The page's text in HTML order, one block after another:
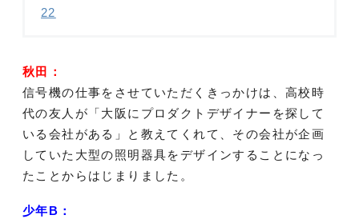
22
秋田：
信号機の仕事をさせていただくきっかけは、高校時
代の友人が「大阪にプロダクトデザイナーを探して
いる会社がある」と教えてくれて、その会社が企画
していた大型の照明器具をデザインすることになっ
たことからはじまりました。
少年B：